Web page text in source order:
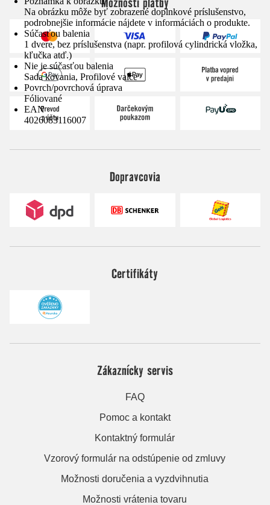
Na obrázku môže byť zobrazené doplnkové príslušenstvo,
podrobnejšie informácie nájdete v informáciách o produkte.
Súčasťou balenia
1 dvere, bez príslušenstva (napr. profilová cylindrická vložka,
kľučka atď.)
Nie je súčasťou balenia
Sada kovania, Profilové valce
Povrch/povrchová úprava
Fóliované
EAN
4026083116007
Dopravcovia
Certifikáty
Zákaznícky servis
FAQ
Pomoc a kontakt
Kontaktný formulár
Vzorový formulár na odstúpenie od zmluvy
Možnosti doručenia a vyzdvihnutia
Možnosti vrátenia tovaru